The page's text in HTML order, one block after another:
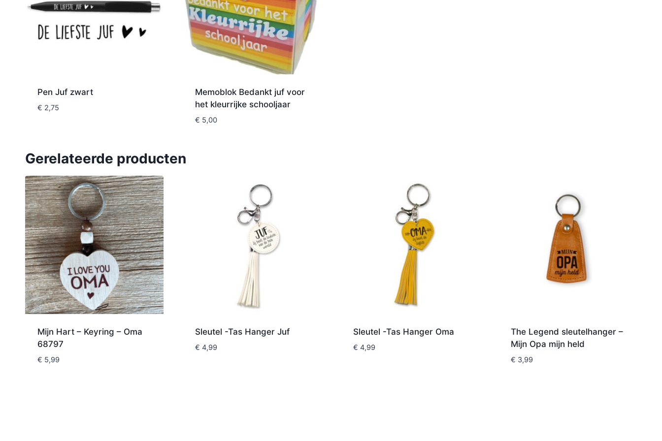
Pen Juf zwart
€ 2,75
Memoblok Bedankt juf voor
het kleurrijke schooljaar
€ 5,00
Gerelateerde producten
Mijn Hart – Keyring – Oma
68797
€ 5,99
Sleutel -Tas Hanger Juf
€ 4,99
Sleutel -Tas Hanger Oma
€ 4,99
The Legend sleutelhanger –
Mijn Opa mijn held
€ 3,99